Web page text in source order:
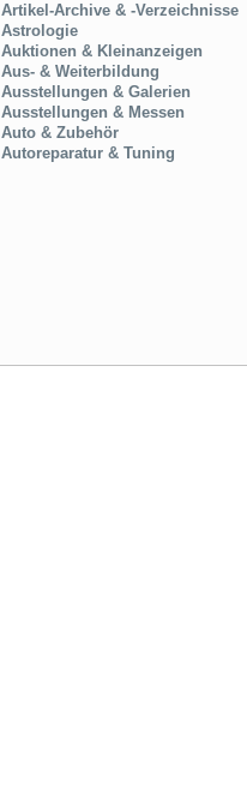
Artikel-Archive & -Verzeichnisse
Astrologie
Auktionen & Kleinanzeigen
Aus- & Weiterbildung
Ausstellungen & Galerien
Ausstellungen & Messen
Auto & Zubehör
Autoreparatur & Tuning